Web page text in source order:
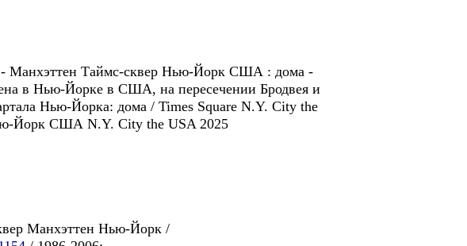
Манхэттен Таймс-сквер Нью-Йорк США : дома -
в Нью-Йорке в США, на пересечении Бродвея и
Нью-Йорка: дома / Times Square N.Y. City the
Йорк США N.Y. City the USA 2025
Манхэттен Нью-Йорк /